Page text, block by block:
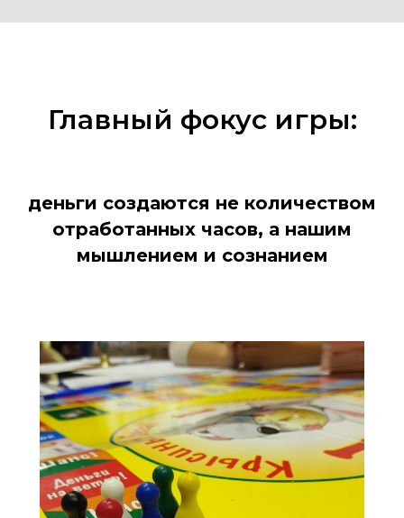
Главный фокус игры:
деньги создаются не количеством
отработанных часов, а нашим
мышлением и сознанием